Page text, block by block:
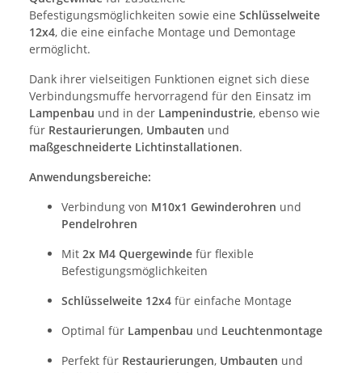
Befestigungsmöglichkeiten sowie eine Schlüsselweite
12x4, die eine einfache Montage und Demontage
ermöglicht.
Dank ihrer vielseitigen Funktionen eignet sich diese
Verbindungsmuffe hervorragend für den Einsatz im
Lampenbau und in der Lampenindustrie, ebenso wie
für Restaurierungen, Umbauten und
maßgeschneiderte Lichtinstallationen.
Anwendungsbereiche:
Verbindung von M10x1 Gewinderohren und
Pendelrohren
Mit 2x M4 Quergewinde für flexible
Befestigungsmöglichkeiten
Schlüsselweite 12x4 für einfache Montage
Optimal für Lampenbau und Leuchtenmontage
Perfekt für Restaurierungen, Umbauten und